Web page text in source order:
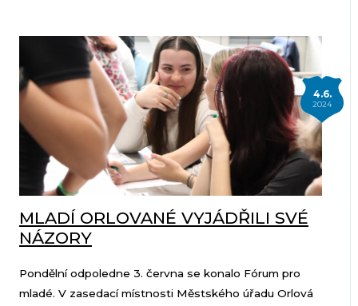
4.6.
2024
MLADÍ ORLOVANÉ VYJÁDŘILI SVÉ
NÁZORY
Pondělní odpoledne 3. června se konalo Fórum pro
mladé. V zasedací místnosti Městského úřadu Orlová